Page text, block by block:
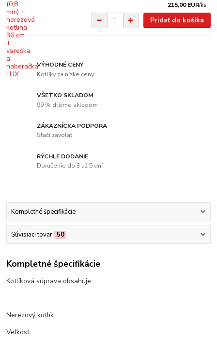
215,00 EUR/ks
Pridať do košíka
VÝHODNÉ CENY
Kotlíky za nízke ceny
VŠETKO SKLADOM
99 % držíme skladom
ZÁKAZNÍCKA PODPORA
Stačí zavolať
RÝCHLE DODANIE
Doručenie do 3 až 5 dní
Kompletné špecifikácie
Súvisiaci tovar 50
Kompletné špecifikácie
Kotlíková súprava obsahuje:
Nerezový kotlík.
Veľkosť: